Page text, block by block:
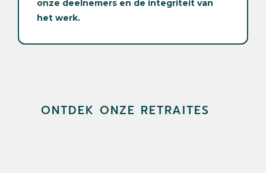
onze deelnemers en de integriteit van
het werk.
ONTDEK ONZE RETRAITES